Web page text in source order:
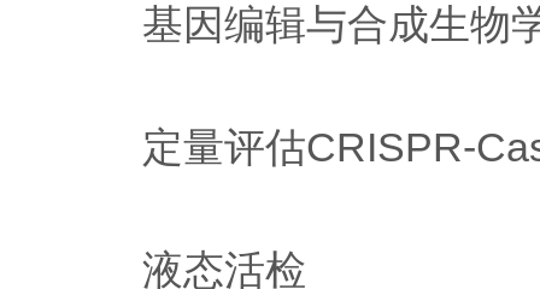
基因编辑与合成生物
定量评估CRISPR-
液态活检